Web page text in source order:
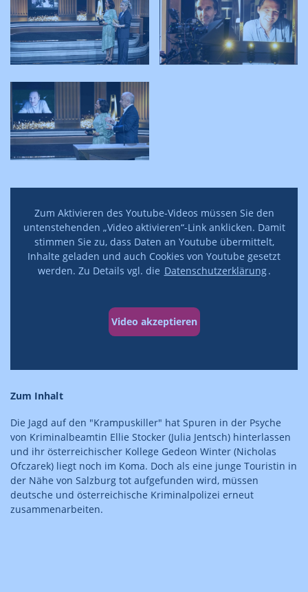
Zum Aktivieren des Youtube-Videos müssen Sie den
untenstehenden „Video aktivieren“-Link anklicken. Damit
stimmen Sie zu, dass Daten an Youtube übermittelt,
Inhalte geladen und auch Cookies von Youtube gesetzt
werden. Zu Details vgl. die Datenschutzerklärung.
Video akzeptieren
Zum Inhalt
Die Jagd auf den "Krampuskiller" hat Spuren in der Psyche
von Kriminalbeamtin Ellie Stocker (Julia Jentsch) hinterlassen
und ihr österreichischer Kollege Gedeon Winter (Nicholas
Ofczarek) liegt noch im Koma. Doch als eine junge Touristin in
der Nähe von Salzburg tot aufgefunden wird, müssen
deutsche und österreichische Kriminalpolizei erneut
zusammenarbeiten.